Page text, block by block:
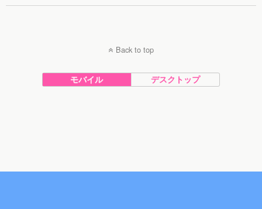
Back to top
モバイル デスクトップ